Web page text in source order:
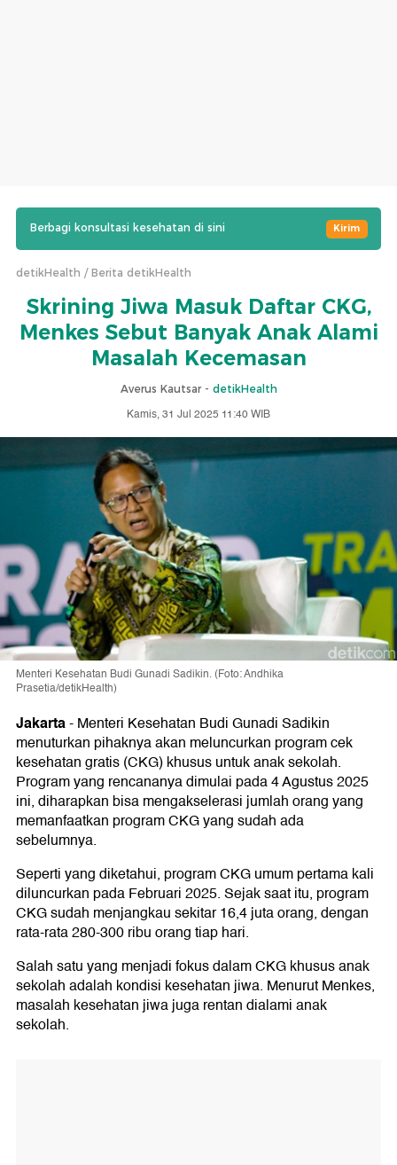
Berbagi konsultasi kesehatan di sini Kirim
detikHealth Berita detikHealth
Skrining Jiwa Masuk Daftar CKG,
Menkes Sebut Banyak Anak Alami
Masalah Kecemasan
Averus Kautsar - detikHealth
Kamis, 31 Jul 2025 11:40 WIB
Menteri Kesehatan Budi Gunadi Sadikin. (Foto: Andhika
Prasetia/detikHealth)
Jakarta-Menteri Kesehatan Budi Gunadi Sadikin
menuturkan pihaknya akan meluncurkan program cek
kesehatan gratis (CKG) khusus untuk anak sekolah.
Program yang rencananya dimulai pada 4 Agustus 2025
ini, diharapkan bisa mengakselerasi jumlah orang yang
memanfaatkan program CKG yang sudah ada
sebelumnya.
Seperti yang diketahui, program CKG umum pertama kali
diluncurkan pada Februari 2025. Sejak saat itu, program
CKG sudah menjangkau sekitar 16,4 juta orang, dengan
rata-rata 280-300 ribu orang tiap hari.
Salah satu yang menjadi fokus dalam CKG khusus anak
sekolah adalah kondisi kesehatan jiwa. Menurut Menkes,
masalah kesehatan jiwa juga rentan dialami anak
sekolah.